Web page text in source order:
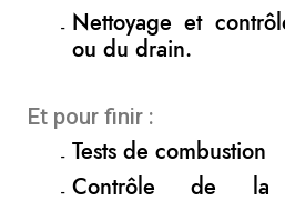
Nettoyage et
ou du drain.
Et pour finir :
Tests de combustion
Contrôle de la